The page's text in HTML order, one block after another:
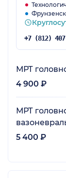
МРТ
4 900 ₽
МРТ
5 400 ₽